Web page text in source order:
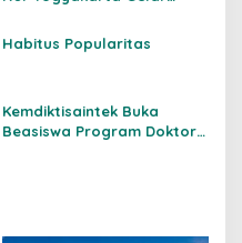
Pendidik Profesional
Habitus Popularitas
Kemdiktisaintek Buka
Beasiswa Program Doktor